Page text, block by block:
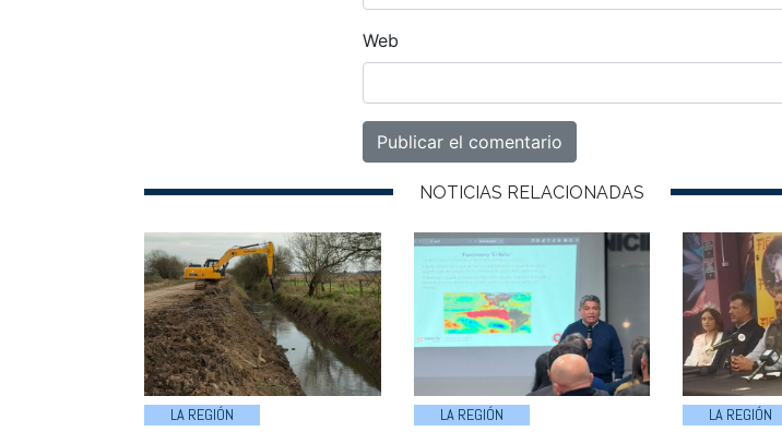
Web
NOTICIAS RELACIONADAS
LA REGIÓN LA REGIÓN LA REGIÓN